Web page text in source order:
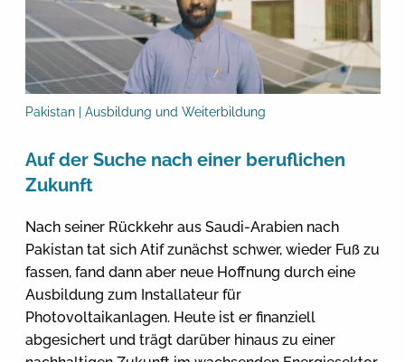
Pakistan | Ausbildung und Weiterbildung
Auf der Suche nach einer beruflichen
Zukunft
Nach seiner Rückkehr aus Saudi-Arabien nach
Pakistan tat sich Atif zunächst schwer, wieder Fuß zu
fassen, fand dann aber neue Hoffnung durch eine
Ausbildung zum Installateur für
Photovoltaikanlagen. Heute ist er finanziell
abgesichert und trägt darüber hinaus zu einer